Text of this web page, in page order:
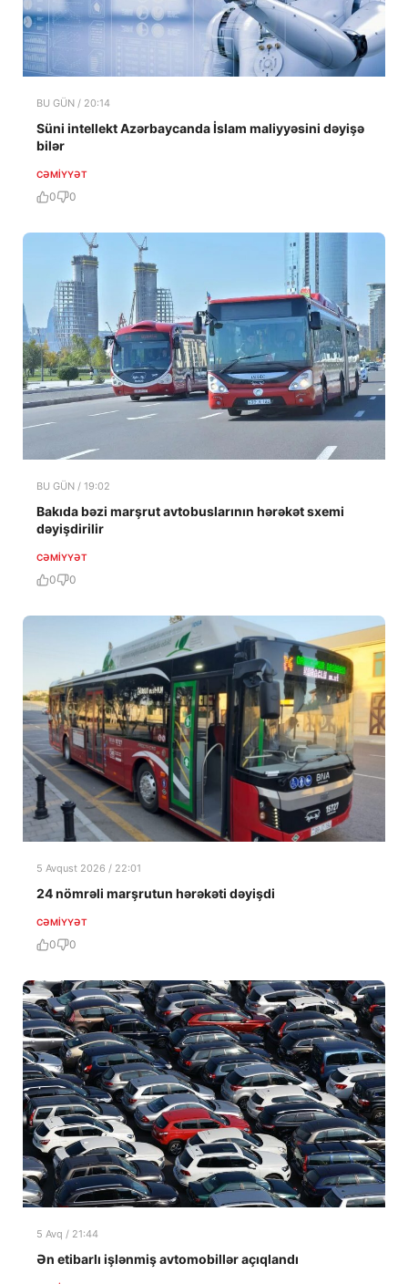
BU GÜN / 20:14
Süni intellekt Azərbaycanda İslam maliyyəsini dəyişə
bilər
CƏMIYYƏT
0 0
BU GÜN / 19:02
Bakıda bəzi marşrut avtobuslarının hərəkət sxemi
dəyişdirilir
CƏMIYYƏT
0 0
5 Avqust 2026 / 22:01
24 nömrəli marşrutun hərəkəti dəyişdi
CƏMIYYƏT
0 0
5 Avq / 21:44
Ən etibarlı işlənmiş avtomobillər açıqlandı